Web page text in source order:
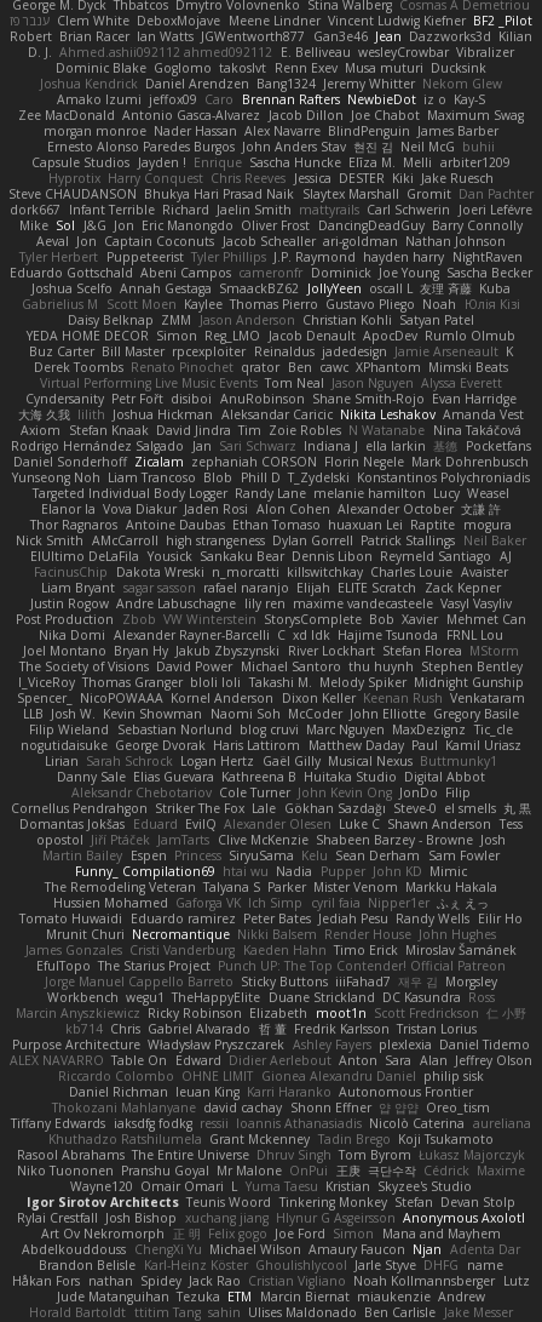
George M. Dyck Thbatcos Dmytro Volovnenko Stina Walberg Cosmas A Demetriou
ענבר פז Clem White DeboxMojave Meene Lindner Vincent Ludwig Kiefner BF2 _Pilot
Robert Brian Racer Ian Watts JGWentworth877 Gan3e46 Jean Dazzworks3d Kilian
D. J. Ahmed.ashii092112 ahmed092112 E. Belliveau wesleyCrowbar Vibralizer
Dominic Blake Goglomo takoslvt Renn Exev Musa muturi Ducksink
Joshua Kendrick Daniel Arendzen Bang1324 Jeremy Whitter Nekom Glew
Amako Izumi jeffox09 Caro Brennan Rafters NewbieDot iz o Kay-S
Zee MacDonald Antonio Gasca-Alvarez Jacob Dillon Joe Chabot Maximum Swag
morgan monroe Nader Hassan Alex Navarre BlindPenguin James Barber
Ernesto Alonso Paredes Burgos John Anders Stav 현진 김 Neil McG buhii
Capsule Studios Jayden ! Enrique Sascha Huncke Elīza M. Melli arbiter1209
Hyprotix Harry Conquest Chris Reeves Jessica DESTER Kiki Jake Ruesch
Steve CHAUDANSON Bhukya Hari Prasad Naik Slaytex Marshall Gromit Dan Pachter
dork667
Infant Terrible Richard Jaelin Smith mattyrails Carl Schwerin
Joeri Lefévre
Mike Sol J&G Jon Eric Manongdo Oliver Frost DancingDeadGuy Barry Connolly
Aeval Jon Captain Coconuts Jacob Schealler ari-goldman Nathan Johnson
Tyler Herbert Puppeteerist Tyler Phillips J.P. Raymond hayden harry NightRaven
Eduardo Gottschald Abeni Campos cameronfr Dominick Joe Young Sascha Becker
Joshua Scelfo Annah Gestaga SmaackBZ62 JollyYeen oscall L 友理 斉藤 Kuba
Gabrielius M
Scott Moen Kaylee Thomas Pierro Gustavo Pliego Noah
Юлія Кізі
Daisy Belknap ZMM Jason Anderson Christian Kohli Satyan Patel
YEDA HOME DECOR Simon Reg_LMO Jacob Denault ApocDev Rumlo Olmub
Buz Carter Bill Master rpcexploiter Reinaldus jadedesign Jamie Arseneault K
Derek Toombs Renato Pinochet qrator Ben cawc XPhantom Mimski Beats
Virtual Performing Live Music Events Tom Neal Jason Nguyen Alyssa Everett
Cyndersanity Petr Fořt disiboi AnuRobinson Shane Smith-Rojo Evan Harridge
大海 久我 lilith Joshua Hickman Aleksandar Caricic Nikita Leshakov Amanda Vest
Axiom
Stefan Knaak David Jindra Tim Zoie Robles N Watanabe Nina Takáčová
Rodrigo Hernández Salgado
Jan Sari Schwarz Indiana J ella larkin 基德 Pocketfans
Daniel Sonderhoff Zicalam zephaniah CORSON Florin Negele Mark Dohrenbusch
Yunseong Noh Liam Trancoso Blob Phill D T_Zydelski Konstantinos Polychroniadis
Targeted Individual Body Logger Randy Lane melanie hamilton Lucy Weasel
Elanor la Vova Diakur Jaden Rosi Alon Cohen Alexander October 文謙 許
Thor Ragnaros Antoine Daubas Ethan Tomaso huaxuan Lei Raptite mogura
Nick Smith AMcCarroll high strangeness Dylan Gorrell Patrick Stallings Neil Baker
ElUltimo DeLaFila Yousick Sankaku Bear Dennis Libon Reymeld Santiago AJ
FacinusChip
Dakota Wreski n_morcatti killswitchkay Charles Louie Avaister
Liam Bryant sagar sasson rafael naranjo Elijah ELITE Scratch
Zack Kepner
Justin Rogow Andre Labuschagne lily ren maxime vandecasteele Vasyl Vasyliv
Post Production
Zbob VW Winterstein StorysComplete Bob Xavier Mehmet Can
Nika Domi Alexander Rayner-Barcelli C xd Idk Hajime Tsunoda
FRNL Lou
Joel Montano Bryan Hy Jakub Zbyszynski River Lockhart Stefan Florea MStorm
The Society of Visions David Power Michael Santoro thu huynh Stephen Bentley
I_ViceRoy Thomas Granger bloli loli Takashi M. Melody Spiker Midnight Gunship
Spencer_
NicoPOWAAA Kornel Anderson Dixon Keller Keenan Rush Venkataram
LLB Josh W. Kevin Showman Naomi Soh McCoder John Elliotte Gregory Basile
Filip Wieland
Sebastian Norlund blog cruvi Marc Nguyen MaxDezignz Tic_cle
nogutidaisuke George Dvorak Haris Lattirom Matthew Daday Paul Kamil Uriasz
Lirian Sarah Schrock Logan Hertz Gaël Gilly Musical Nexus Buttmunky1
Danny Sale Elias Guevara Kathreena B Huitaka Studio Digital Abbot
Aleksandr Chebotariov Cole Turner John Kevin Ong JonDo Filip
Cornellus Pendrahgon Striker The Fox Lale Gökhan Sazdağı Steve-0 el smells 丸 黒
Domantas Jokšas Eduard EvilQ Alexander Olesen Luke C Shawn Anderson Tess
opostol Jiří Ptáček JamTarts Clive McKenzie Shabeen Barzey - Browne Josh
Martin Bailey Espen Princess SiryuSama Kelu Sean Derham
Sam Fowler
Funny_ Compilation69 htai wu Nadia Pupper John KD Mimic
The Remodeling Veteran Talyana S Parker Mister Venom Markku Hakala
Hussien Mohamed Gaforga VK Ich Simp cyril faia Nipper1er ふぇ えっ
Tomato Huwaidi
Eduardo ramirez Peter Bates Jediah Pesu Randy Wells Eilir Ho
Mrunit Churi Necromantique Nikki Balsem Render House John Hughes
James Gonzales Cristi Vanderburg Kaeden Hahn Timo Erick Miroslav Šamánek
EfulTopo The Starius Project Punch UP: The Top Contender! Official Patreon
Jorge Manuel Cappello Barreto Sticky Buttons iiiFahad7 재우 김 Morgsley
Workbench wegu1 TheHappyElite Duane Strickland DC Kasundra Ross
Marcin Anyszkiewicz Ricky Robinson Elizabeth moot1n Scott Fredrickson 仁 小野
kb714 Chris Gabriel Alvarado 哲 董 Fredrik Karlsson Tristan Lorius
Purpose Architecture Władysław Pryszczarek Ashley Fayers plexlexia Daniel Tidemo
ALEX NAVARRO Table On Edward Didier Aerlebout Anton Sara Alan Jeffrey Olson
Riccardo Colombo OHNE LIMIT Gionea Alexandru Daniel philip sisk
Daniel Richman Ieuan King Karri Haranko Autonomous Frontier
Thokozani Mahlanyane david cachay Shonn Effner 얍 얍얍 Oreo_tism
Tiffany Edwards iaksdfg fodkg ressii Ioannis Athanasiadis Nicolò Caterina aureliana
Khuthadzo Ratshilumela Grant Mckenney Tadin Brego Koji Tsukamoto
Rasool Abrahams The Entire Universe Dhruv Singh Tom Byrom Łukasz Majorczyk
Niko Tuononen Pranshu Goyal Mr Malone OnPui 王庚 극단수작 Cédrick Maxime
Wayne120 Omair Omari L Yuma Taesu Kristian Skyzee's Studio
Igor Sirotov Architects Teunis Woord Tinkering Monkey Stefan Devan Stolp
Rylai Crestfall Josh Bishop xuchang jiang Hlynur G Asgeirsson Anonymous Axolotl
Art Ov Nekromorph
正 明 Felix gogo Joe Ford Simon
Mana and Mayhem
Abdelkouddouss ChengXi Yu Michael Wilson Amaury Faucon Njan Adenta Dar
Brandon Belisle Karl-Heinz Köster Ghoulishlycool Jarle Styve DHFG
name
Håkan Fors nathan Spidey Jack Rao Cristian Vigliano Noah Kollmannsberger Lutz
Jude Matanguihan Tezuka ETM Marcin Biernat miaukenzie Andrew
Horald Bartoldt ttitim Tang sahin Ulises Maldonado Ben Carlisle Jake Messer